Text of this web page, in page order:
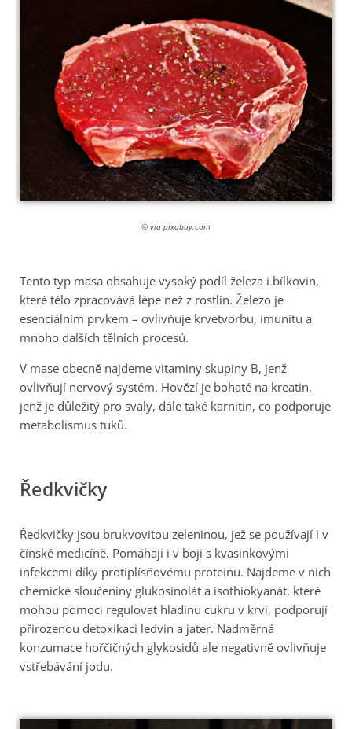
© via pixabay.com
Tento typ masa obsahuje vysoký podíl železa i bílkovin,
které tělo zpracovává lépe než z rostlin. Železo je
esenciálním prvkem – ovlivňuje krvetvorbu, imunitu a
mnoho dalších tělních procesů.
V mase obecně najdeme vitaminy skupiny B, jenž
ovlivňují nervový systém. Hovězí je bohaté na kreatin,
jenž je důležitý pro svaly, dále také karnitin, co podporuje
metabolismus tuků.
Ředkvičky
Ředkvičky jsou brukvovitou zeleninou, jež se používají i v
čínské medicíně. Pomáhají i v boji s kvasinkovými
infekcemi díky protiplísňovému proteinu. Najdeme v nich
chemické sloučeniny glukosinolát a isothiokyanát, které
mohou pomoci regulovat hladinu cukru v krvi, podporují
přirozenou detoxikaci ledvin a jater. Nadměrná
konzumace hořčičných glykosidů ale negativně ovlivňuje
vstřebávání jodu.